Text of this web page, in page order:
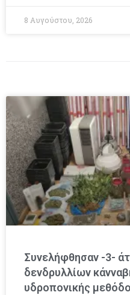
8 Αυγούστου, 2026
Συνελήφθησαν -3-
δενδρυλλίων
υδροπονικής